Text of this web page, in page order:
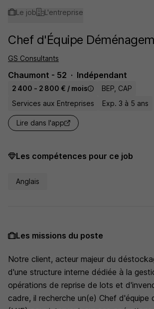
Le job L'entreprise
Chef d'Équipe
GS Consultants
Chaumont - 52 Indépendant
2 400 - 2 800 € / mois
BEP, CAP
Services aux Entreprises
Exp. 3 à 5 ans
Lire dans l'app
Les compétences pour ce job
Anglais
Les missions du poste
Notre client, acteur majeur du
d'une structure interne dédiée à la
opérations de reprise de lots et
cadre, il recherche un(e) Chef d'équipe